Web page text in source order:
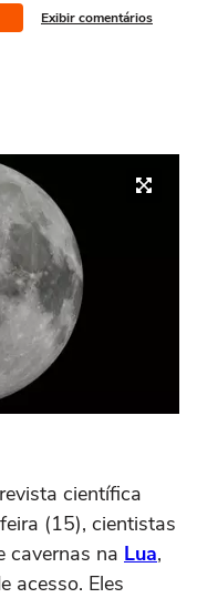
Exibir comentários
científica
(15), cientistas
cavernas na Lua,
acesso. Eles